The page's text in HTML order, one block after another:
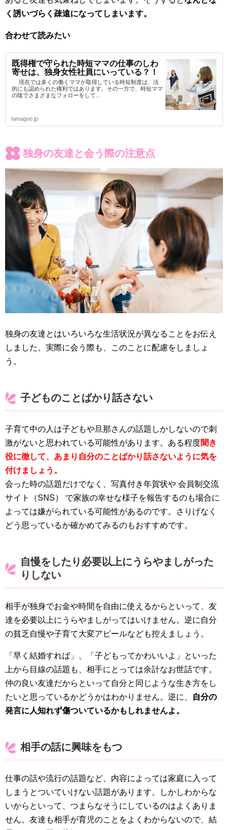
く誘いづらく疎遠になってしまいます。
合わせて読みたい
既得権で守られた時短ママの仕事のしわ
寄せは、独身女性社員にいっている？！
現在では多くの働くママが取得している時短制度は、法
的にも認められた権利ではあります。その一方で、時短ママ
の陰でさまざまなフォローをして...
tamagoo.jp
独身の友達と会う際の注意点
独身の友達とはいろいろな生活状況が異なることをお伝え
しました。実際に会う際も、このことに配慮をしましょ
う。
子どものことばかり話さない
子育て中の人は子どもや旦那さんの話題しかしないので刺
激がないと思われている可能性があります。ある程度聞き
役に徹して、あまり自分のことばかり話さないように気を
付けましょう。
会った時の話題だけでなく、写真付き年賀状や 会員制交流
サイト（SNS） で家族の幸せな様子を報告するのも場合に
よっては嫌がられている可能性があるのです。さりげなく
どう思っているか確かめてみるのもおすすめです。
自慢をしたり必要以上にうらやましがった
りしない
相手が独身でお金や時間を自由に使えるからといって、友
達を必要以上にうらやましがってはいけません。逆に自分
の貧乏自慢や子育て大変アピールなども控えましょう。
「早く結婚すれば」、「子どもってかわいいよ」といった
上から目線の話題も、相手にとっては余計なお世話です。
仲の良い友達だからといって自分と同じような生き方をし
たいと思っているかどうかはわかりません。逆に、
自分の
発言に人知れず傷ついているかもしれませんよ。
相手の話に興味をもつ
仕事の話や流行の話題など、内容によっては家庭に入って
しまうとついていけない話題があります。しかしわからな
いからといって、つまらなそうにしているのはよくありま
せん。友達も相手が育児のことをよくわからないので、結